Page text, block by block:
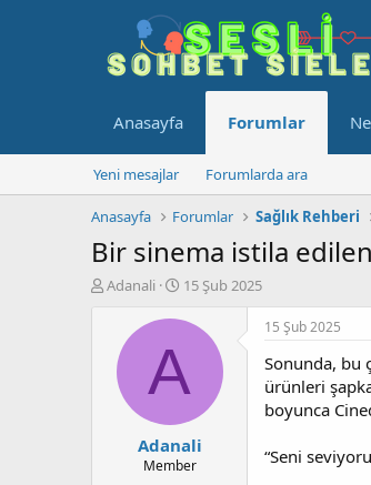
Anasayfa Forumlar
Yeni mesajlar Forumlarda ara
Anasayfa Forumlar Sağlık Rehberi
Bir sinema istila edilen
K
Adanali
B
ş
n
ı
ç
t
15 Şub 2025
A
Adanali
Member
15 Şub 2025
Sonunda, bu
ürünleri
boyunca
“Seni